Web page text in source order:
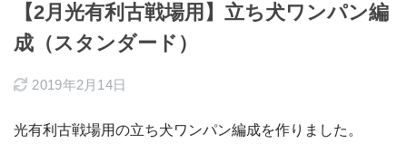
【2月光有利古戦場用】立ち犬ワンパン編
成（スタンダード）
2019年2月14日
光有利古戦場用の立ち犬ワンパン編成を作りました。